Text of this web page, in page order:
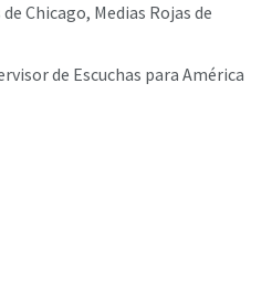
Chicago, Medias Rojas de
de Escuchas para América